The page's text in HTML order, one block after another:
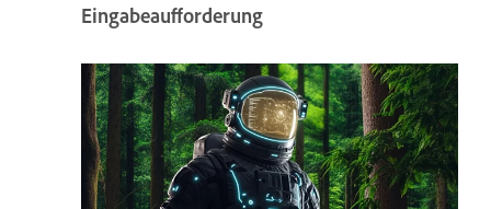
Eingabeaufforderung